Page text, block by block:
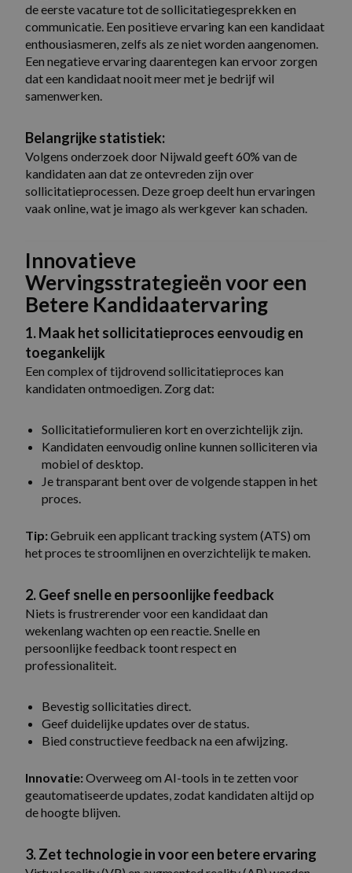
de eerste vacature tot de sollicitatiegesprekken en
communicatie. Een positieve ervaring kan een kandidaat
enthousiasmeren, zelfs als ze niet worden aangenomen.
Een negatieve ervaring daarentegen kan ervoor zorgen
dat een kandidaat nooit meer met je bedrijf wil
samenwerken.
Belangrijke statistiek:
Volgens onderzoek door Nijwald geeft 60% van de
kandidaten aan dat ze ontevreden zijn over
sollicitatieprocessen. Deze groep deelt hun ervaringen
vaak online, wat je imago als werkgever kan schaden.
Innovatieve
Wervingsstrategieën voor een
Betere Kandidaatervaring
1. Maak het sollicitatieproces eenvoudig en
toegankelijk
Een complex of tijdrovend sollicitatieproces kan
kandidaten ontmoedigen. Zorg dat:
Sollicitatieformulieren kort en overzichtelijk zijn.
Kandidaten eenvoudig online kunnen solliciteren via
mobiel of desktop.
Je transparant bent over de volgende stappen in het
proces.
Tip:Gebruik een applicant tracking system (ATS) om
het proces te stroomlijnen en overzichtelijk te maken.
2. Geef snelle en persoonlijke feedback
Niets is frustrerender voor een kandidaat dan
wekenlang wachten op een reactie. Snelle en
persoonlijke feedback toont respect en
professionaliteit.
Bevestig sollicitaties direct.
Geef duidelijke updates over de status.
Bied constructieve feedback na een afwijzing.
Innovatie:Overweeg om AI-tools in te zetten voor
geautomatiseerde updates, zodat kandidaten altijd op
de hoogte blijven.
3. Zet technologie in voor een betere ervaring